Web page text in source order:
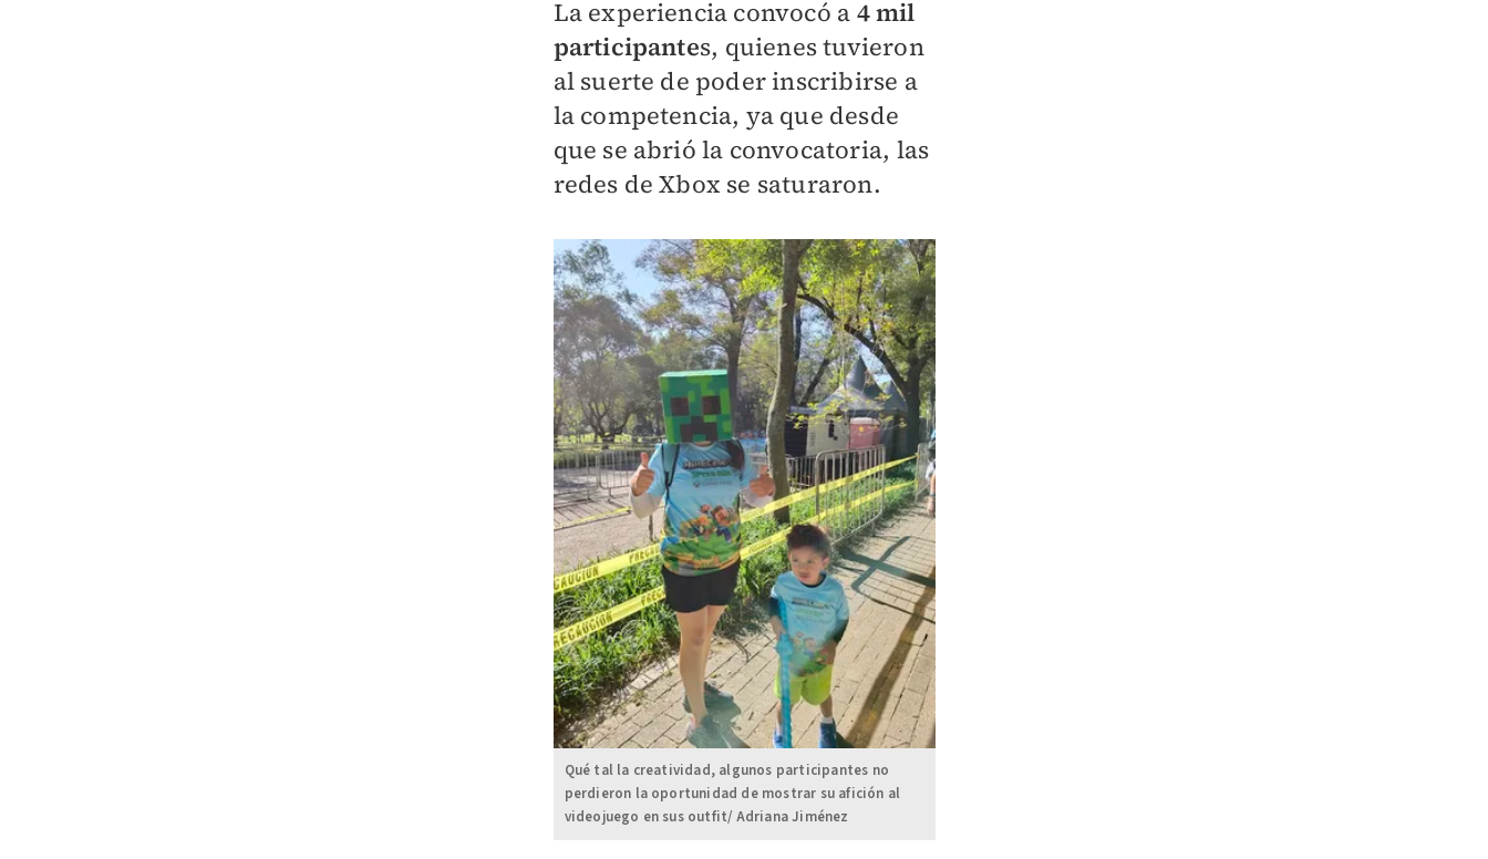
La experiencia convocó a 4 mil
participantes, quienes tuvieron
al suerte de poder inscribirse a
la competencia, ya que desde
que se abrió la convocatoria, las
redes de Xbox se saturaron.
Qué tal la creatividad, algunos participantes no
perdieron la oportunidad de mostrar su afición al
videojuego en sus outfit/ Adriana Jiménez